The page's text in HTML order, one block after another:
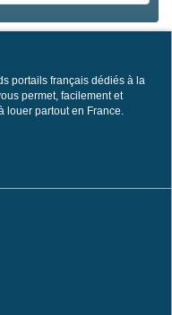
portails français dédiés à la
permet, facilement et
louer partout en France.